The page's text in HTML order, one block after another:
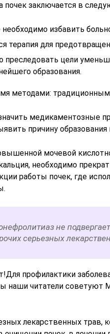
почек заключается в
избавить
терапия для
преследовать цели
образования.
методами:
медикаментозные
причину образования
мочевой
необходимо
работы почек, где
не
серьезных
профилактики
наши читатели советуют
лекарственных трав,